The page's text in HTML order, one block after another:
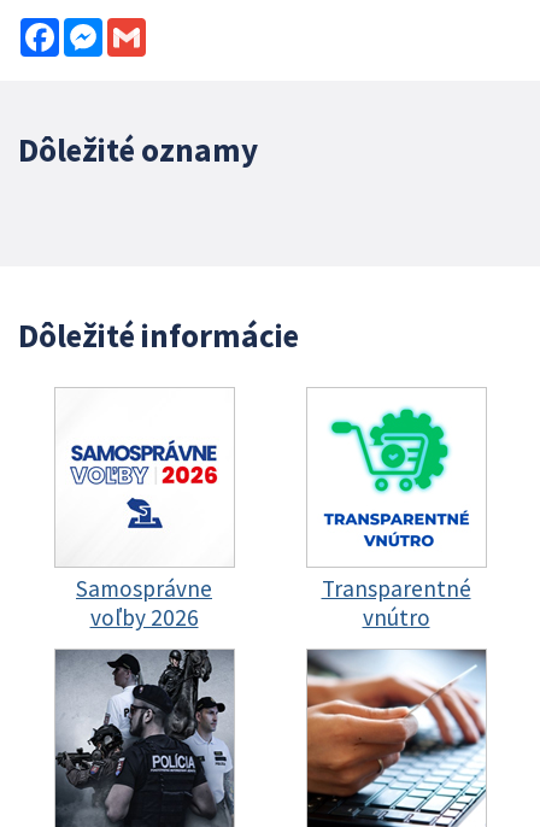
FacebookMessenger
Dôležité oznamy
Dôležité informácie
Samosprávne
voľby 2026
Transparentné
vnútro